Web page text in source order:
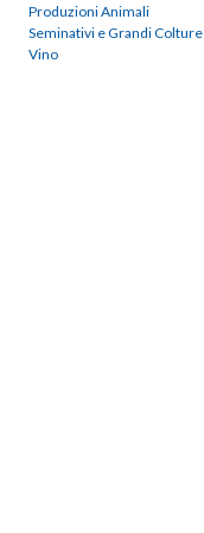
Produzioni Animali
Seminativi e Grandi Colture
Vino